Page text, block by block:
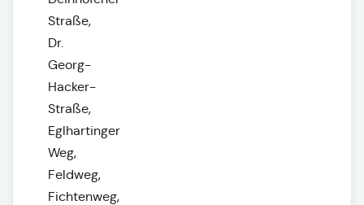
Straße,
Dr.
Georg-
Hacker-
Straße,
Eglhartinger
Weg,
Feldweg,
Fichtenweg,